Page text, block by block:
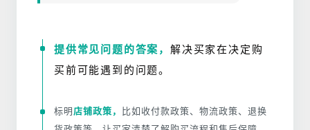
提供常见问题的答案， 解决买家在决定购
买前可能遇到的问题。
标明 店铺政策，
比如收付款政策、物流政策、退换